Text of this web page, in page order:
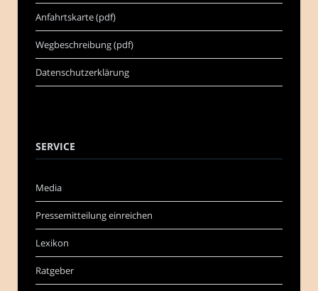
Anfahrtskarte (pdf)
Wegbeschreibung (pdf)
Datenschutzerklärung
SERVICE
Media
Pressemitteilung einreichen
Lexikon
Ratgeber